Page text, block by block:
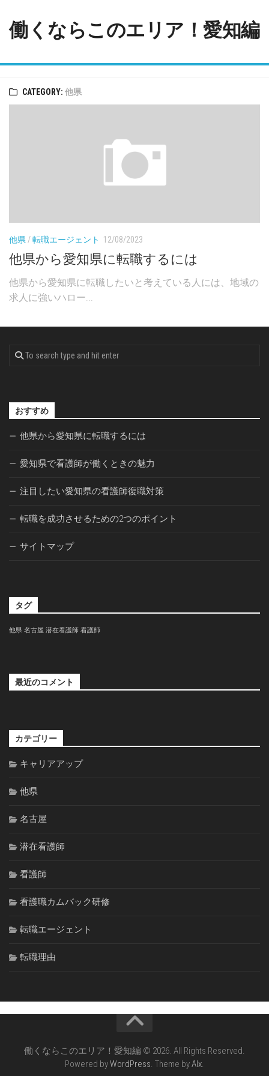
content
働くならこのエリア！愛知編
CATEGORY: 他県
他県 /転職エージェント 12/08/2023
他県から愛知県に転職するには
他県から愛知県に転職したいと考えている人には、地域の
求人に強いハロー...
おすすめ
他県から愛知県に転職するには
愛知県で看護師が働くときの魅力
注目したい愛知県の看護師復職対策
転職を成功させるための2つのポイント
サイトマップ
タグ
他県 名古屋 潜在看護師 看護師
最近のコメント
カテゴリー
キャリアアップ
他県
名古屋
潜在看護師
看護師
看護職カムバック研修
転職エージェント
転職理由
働くならこのエリア！愛知編 © 2026. All Rights Reserved.
Powered byWordPress. Theme byAlx.